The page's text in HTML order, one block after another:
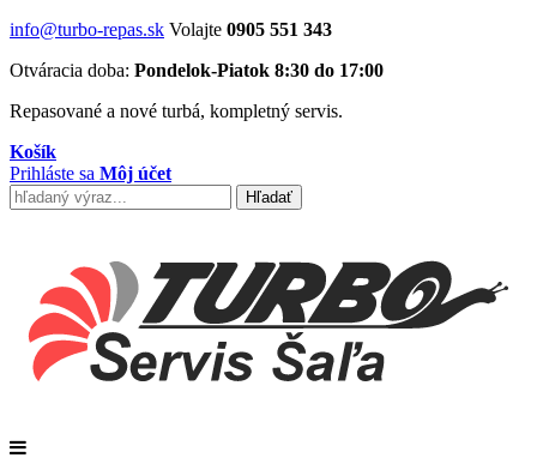
info@turbo-repas.sk Volajte 0905 551 343
Otváracia doba: Pondelok-Piatok 8:30 do 17:00
Repasované a nové turbá, kompletný servis.
Košík
Prihláste sa Môj účet